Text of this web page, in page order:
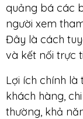
quảng bá các
người xem
Đây là cách
và kết nối trực
Lợi ích chính là
khách hàng,
thường, khả